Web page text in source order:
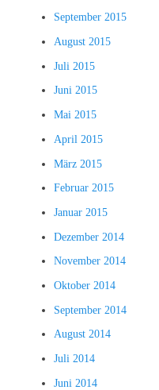
September 2015
August 2015
Juli 2015
Juni 2015
Mai 2015
April 2015
März 2015
Februar 2015
Januar 2015
Dezember 2014
November 2014
Oktober 2014
September 2014
August 2014
Juli 2014
Juni 2014